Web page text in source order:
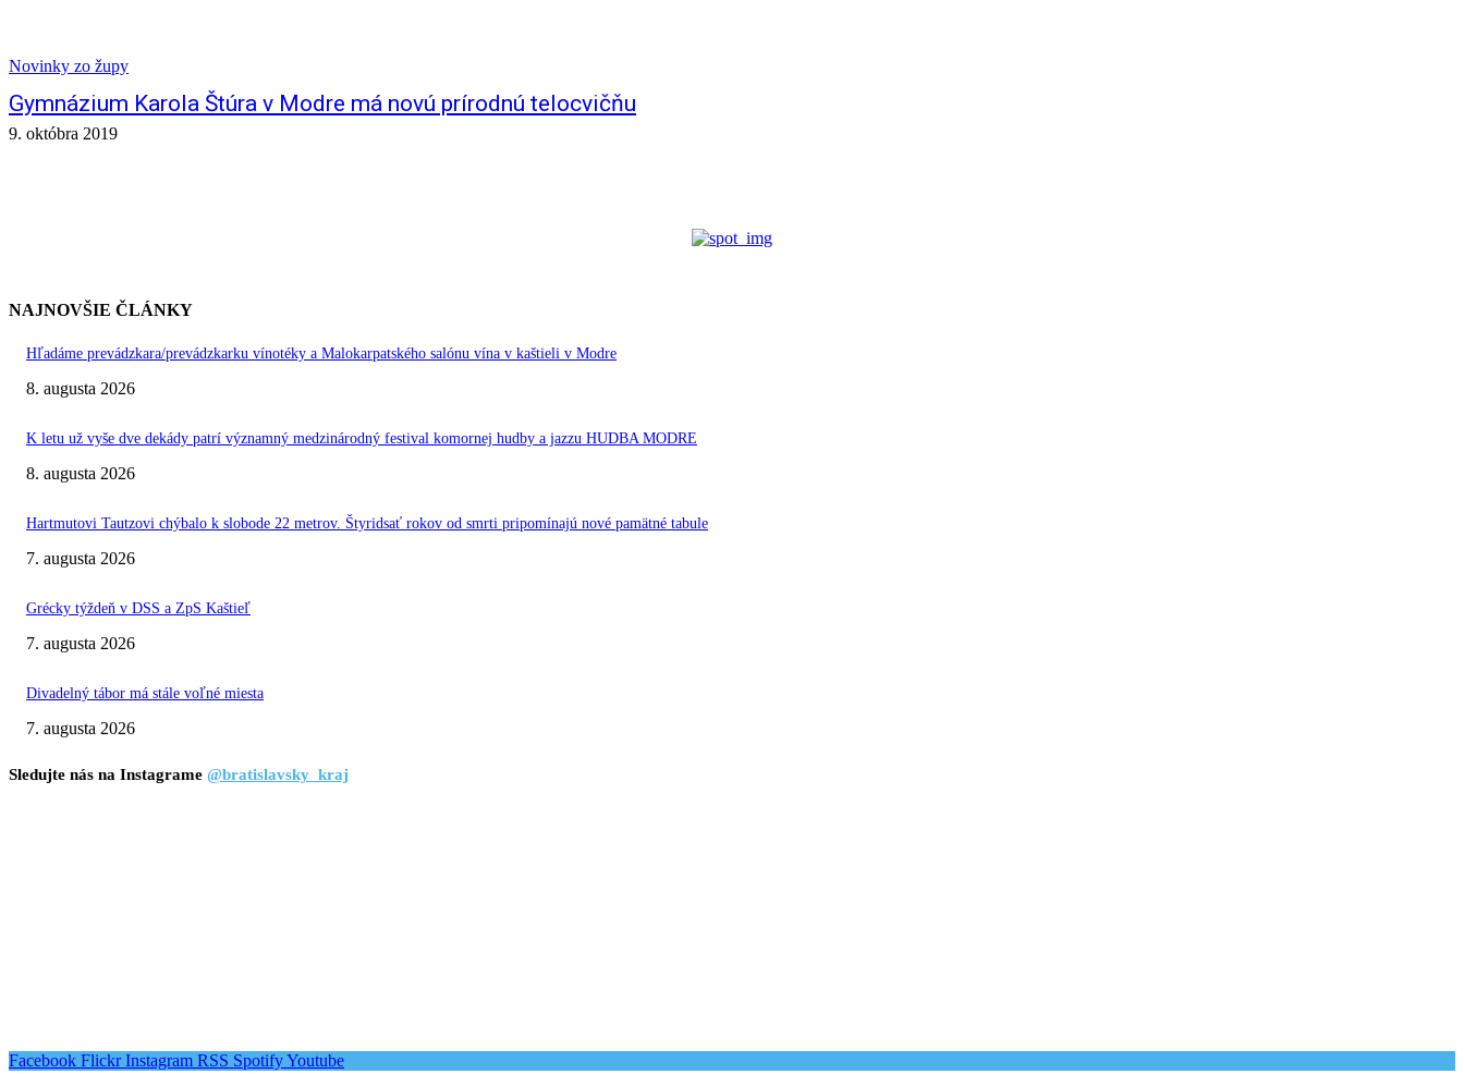
Novinky zo župy
Gymnázium Karola Štúra v Modre má novú prírodnú telocvičňu
9. októbra 2019
NAJNOVŠIE ČLÁNKY
Hľadáme prevádzkara/prevádzkarku vínotéky a Malokarpatského salónu vína v kaštieli v Modre
8. augusta 2026
K letu už vyše dve dekády patrí významný medzinárodný festival komornej hudby a jazzu HUDBA MODRE
8. augusta 2026
Hartmutovi Tautzovi chýbalo k slobode 22 metrov. Štyridsať rokov od smrti pripomínajú nové pamätné tabule
7. augusta 2026
Grécky týždeň v DSS a ZpS Kaštieľ
7. augusta 2026
Divadelný tábor má stále voľné miesta
7. augusta 2026
Sledujte nás na Instagrame @bratislavsky_kraj
Facebook Flickr Instagram RSS SpotifyYoutube